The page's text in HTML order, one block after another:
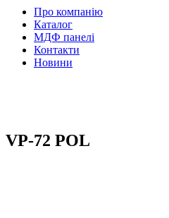
Про компанію
Каталог
МДФ панелі
Контакти
Новини
VP-72 POL